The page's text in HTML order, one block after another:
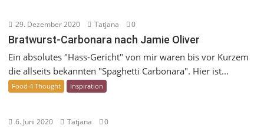
29. Dezember 2020 Tatjana 0
Bratwurst-Carbonara nach Jamie Oliver
Ein absolutes "Hass-Gericht" von mir waren bis vor Kurzem
die allseits bekannten "Spaghetti Carbonara". Hier ist...
Food 4 Thought Inspiration
6. Juni 2020 Tatjana 0